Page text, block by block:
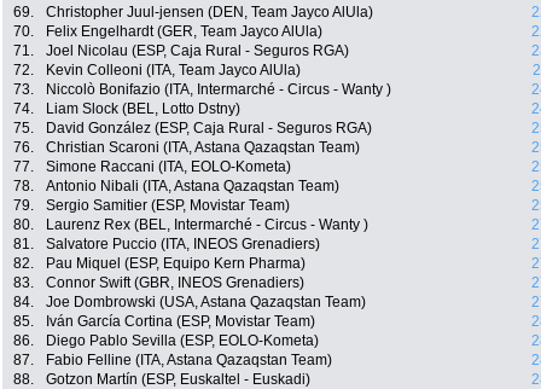
69.
Christopher Juul-jensen (DEN, Team Jayco AlUla)
70.
Felix Engelhardt (GER, Team Jayco AlUla)
71.
Joel Nicolau (ESP, Caja Rural - Seguros RGA)
72.
Kevin Colleoni (ITA, Team Jayco AlUla)
73.
Niccolò Bonifazio (ITA, Intermarché - Circus - Wanty )
74.
Liam Slock (BEL, Lotto Dstny)
75.
David González (ESP, Caja Rural - Seguros RGA)
76.
Christian Scaroni (ITA, Astana Qazaqstan Team)
77.
Simone Raccani (ITA, EOLO-Kometa)
78.
Antonio Nibali (ITA, Astana Qazaqstan Team)
79.
Sergio Samitier (ESP, Movistar Team)
80.
Laurenz Rex (BEL, Intermarché - Circus - Wanty )
81.
Salvatore Puccio (ITA, INEOS Grenadiers)
82.
Pau Miquel (ESP, Equipo Kern Pharma)
83.
Connor Swift (GBR, INEOS Grenadiers)
84.
Joe Dombrowski (USA, Astana Qazaqstan Team)
85.
Iván García Cortina (ESP, Movistar Team)
86.
Diego Pablo Sevilla (ESP, EOLO-Kometa)
87.
Fabio Felline (ITA, Astana Qazaqstan Team)
88.
Gotzon Martín (ESP, Euskaltel - Euskadi)